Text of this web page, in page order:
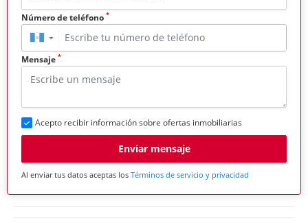
Número de teléfono *
▼
Mensaje *
Acepto recibir información sobre ofertas inmobiliarias
Enviar mensaje
Al enviar tus datos aceptas los Términos de servicio y privacidad